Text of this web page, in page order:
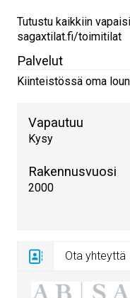
Tutustu kaikkiin
sagaxtilat.fi/toimitilat
Palvelut
Kiinteistössä oma
Vapautuu
Kysy
Rakennusvuosi
2000
Ota yhteyttä